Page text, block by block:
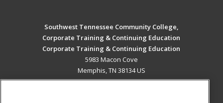
Southwest Tennessee Community College,
Corporate Training & Continuing Education
Corporate Training & Continuing Education
5983 Macon Cove
Memphis, TN 38134 US